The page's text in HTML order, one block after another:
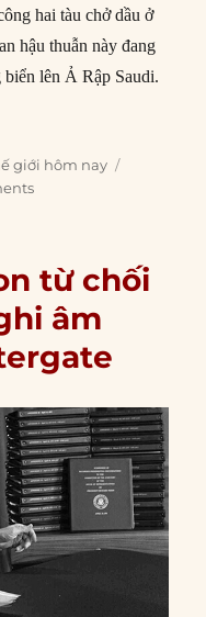
hai tàu chở dầu ở
hậu thuẫn này đang
biển lên Ả Rập Saudi.
07/2026”
giới hôm nay
từ chối
âm